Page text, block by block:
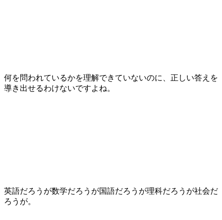
何を問われているかを理解できていないのに、正しい答えを
導き出せるわけないですよね。
英語だろうが数学だろうが国語だろうが理科だろうが社会だ
ろうが。